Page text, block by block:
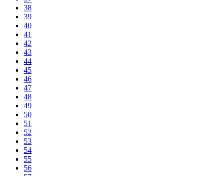
38
39
40
41
42
43
44
45
46
47
48
49
50
51
52
53
54
55
56